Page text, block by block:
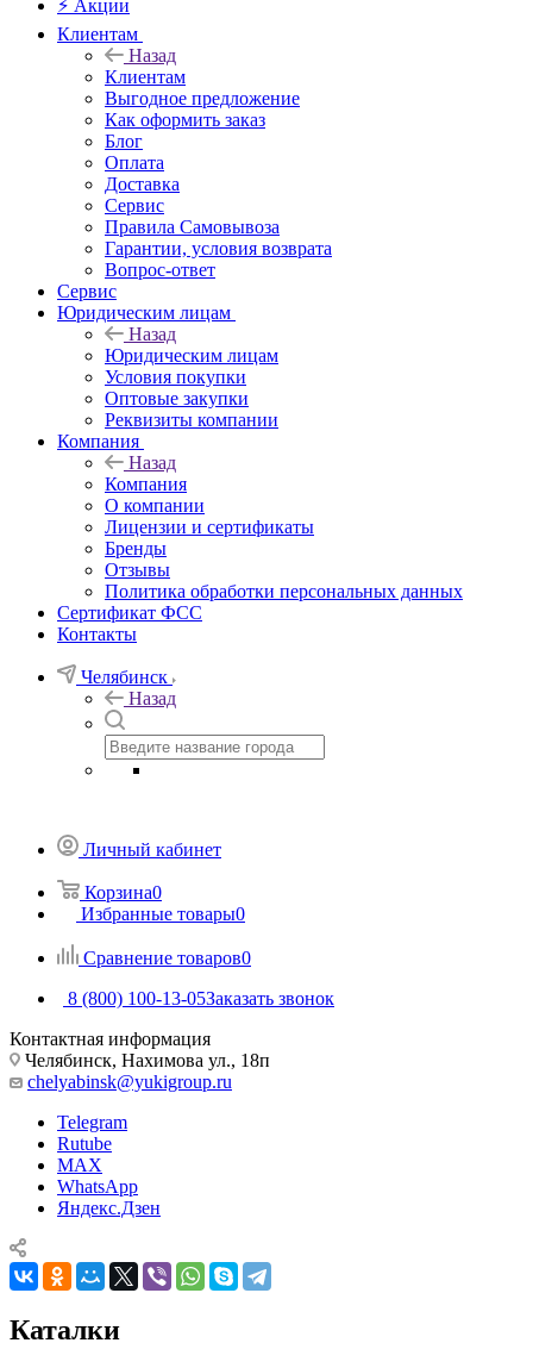
⚡ Акции
Клиентам
Назад
Клиентам
Выгодное предложение
Как оформить заказ
Блог
Оплата
Доставка
Сервис
Правила Самовывоза
Гарантии, условия возврата
Вопрос-ответ
Сервис
Юридическим лицам
Назад
Юридическим лицам
Условия покупки
Оптовые закупки
Реквизиты компании
Компания
Назад
Компания
О компании
Лицензии и сертификаты
Бренды
Отзывы
Политика обработки персональных данных
Сертификат ФСС
Контакты
Челябинск
Назад
Личный кабинет
Корзина0
Избранные товары0
Сравнение товаров0
8 (800) 100-13-05Заказать звонок
Контактная информация
Челябинск, Нахимова ул., 18п
chelyabinsk@yukigroup.ru
Telegram
Rutube
MAX
WhatsApp
Яндекс.Дзен
Каталки